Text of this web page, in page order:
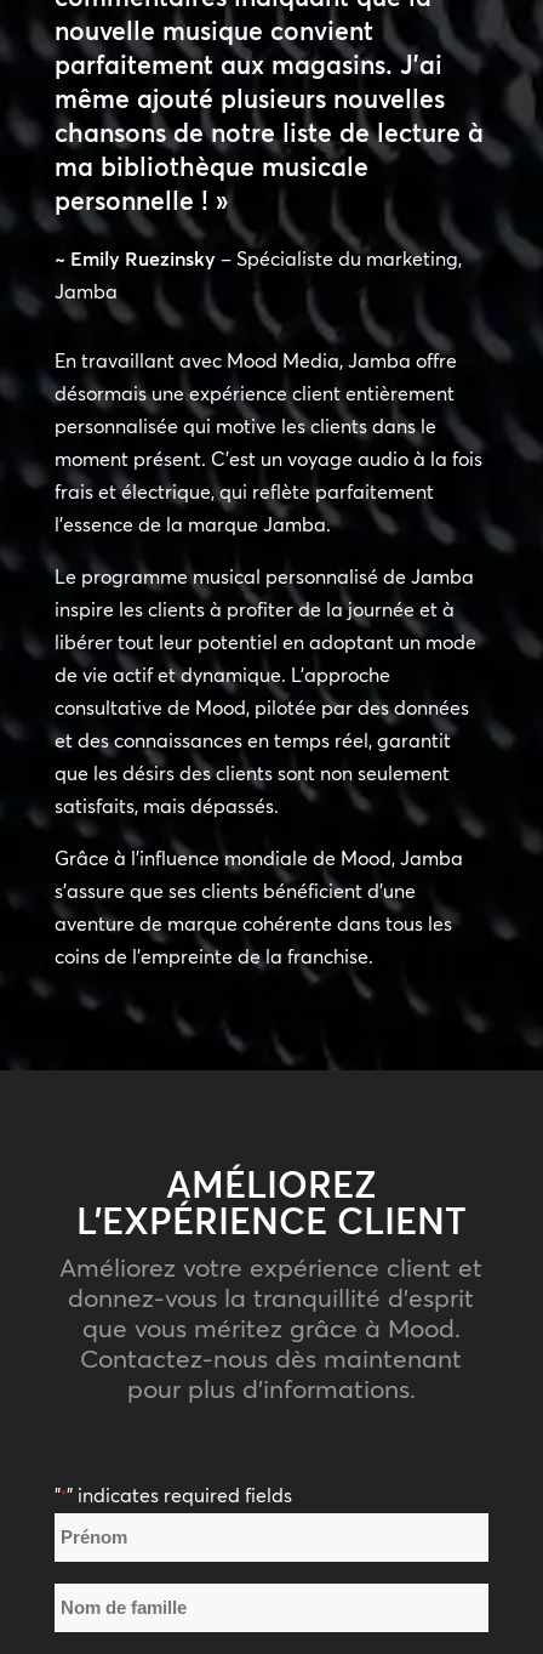
nouvelle musique convient
parfaitement aux magasins. J’ai
même ajouté plusieurs nouvelles
chansons de notre liste de lecture à
ma bibliothèque musicale
personnelle ! »
~ Emily Ruezinsky – Spécialiste du marketing,
Jamba
En travaillant avec Mood Media, Jamba offre
désormais une expérience client entièrement
personnalisée qui motive les clients dans le
moment présent. C’est un voyage audio à la fois
frais et électrique, qui reflète parfaitement
l’essence de la marque Jamba.
Le programme musical personnalisé de Jamba
inspire les clients à profiter de la journée et à
libérer tout leur potentiel en adoptant un mode
de vie actif et dynamique. L’approche
consultative de Mood, pilotée par des données
et des connaissances en temps réel, garantit
que les désirs des clients sont non seulement
satisfaits, mais dépassés.
Grâce à l’influence mondiale de Mood, Jamba
s’assure que ses clients bénéficient d’une
aventure de marque cohérente dans tous les
coins de l’empreinte de la franchise.
AMÉLIOREZ
L’EXPÉRIENCE CLIENT
Améliorez votre expérience client et
donnez-vous la tranquillité d’esprit
que vous méritez grâce à Mood.
Contactez-nous dès maintenant
pour plus d’informations.
"*" indicates required fields
Nom
*